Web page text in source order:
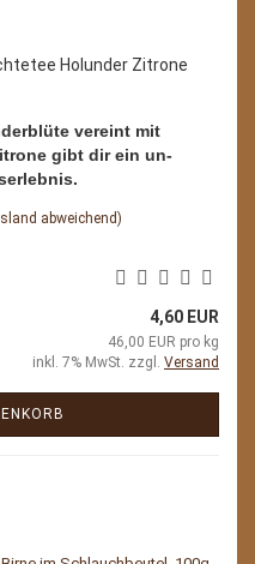
Holunder Zitrone
vereint mit
gibt dir ein un-
abweichend)
4,60 EUR
46,00 EUR pro kg
inkl. 7% MwSt. zzgl. Versand